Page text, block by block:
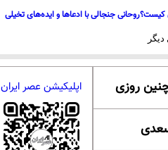
کیست؟روحانی جنجالی با ادعاها و ایده‌های تخیلی
اپلیکیشن عصر ایران